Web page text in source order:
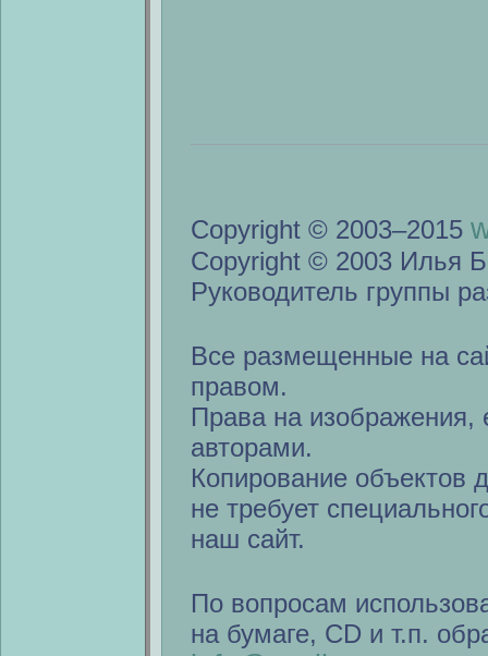
Copyright © 2003–2015
Copyright © 2003 Илья
Руководитель группы
Все размещенные на
правом.
Права на изображения,
авторами.
Копирование объектов
не требует
наш сайт.
По вопросам
на бумаге, CD и т.п.